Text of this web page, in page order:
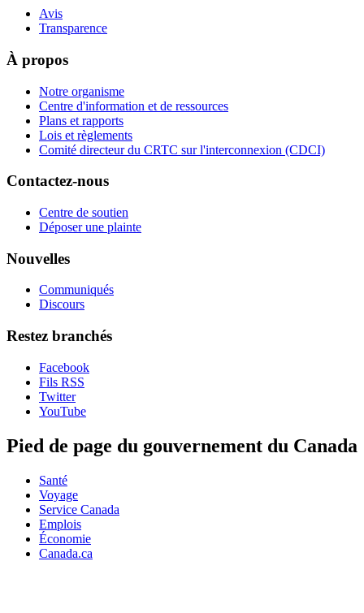
Avis
Transparence
À propos
Notre organisme
Centre d'information et de ressources
Plans et rapports
Lois et règlements
Comité directeur du CRTC sur l'interconnexion (CDCI)
Contactez-nous
Centre de soutien
Déposer une plainte
Nouvelles
Communiqués
Discours
Restez branchés
Facebook
Fils RSS
Twitter
YouTube
Pied de page du gouvernement du Canada
Santé
Voyage
Service Canada
Emplois
Économie
Canada.ca